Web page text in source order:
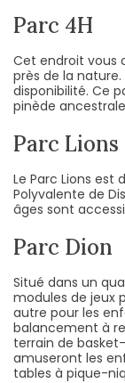
Parc 4H
Cet endroit vous
près de la
disponibilité. Ce
pinède
Parc Lions
Le Parc Lions est
Polyvalente de
âges sont
Parc Dion
Situé dans un
modules de jeux
autre pour les
balancement à
terrain de
amuseront les
tables à pique-